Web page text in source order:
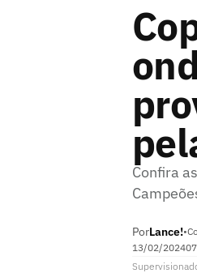
Confira
PorLance!•
13/02/2024